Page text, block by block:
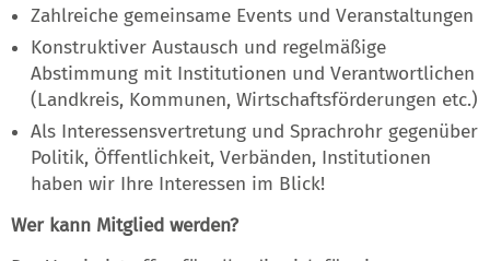
Zahlreiche gemeinsame Events und Veranstaltungen
Konstruktiver Austausch und regelmäßige
Abstimmung mit Institutionen und Verantwortlichen
(Landkreis, Kommunen, Wirtschaftsförderungen etc.)
Als Interessensvertretung und Sprachrohr gegenüber
Politik, Öffentlichkeit, Verbänden, Institutionen
haben wir Ihre Interessen im Blick!
Wer kann Mitglied werden?